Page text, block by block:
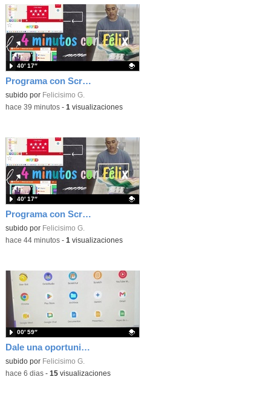
Programa con Scratch, 8 diferentes juegos para vivir la emoción de los partidos de España en el mundial 2026
Contenido educativo.
subido por Felicisimo G.
40′ 17″
-hace 39 minutos- 1 visualizaciones
Programa con Scratch juegos con los partidos del mundial 2026 ganados por España
Contenido educativo.
subido por Felicisimo G.
40′ 17″
-hace 44 minutos- 1 visualizaciones
Dale una oportunidad a los Chromebooks y utiliza un proyector para realizar talleres si no tienes pantallas táctiles
Contenido educativo.
subido por Felicisimo G.
00′ 59″
-hace 6 dias- 15visualizaciones